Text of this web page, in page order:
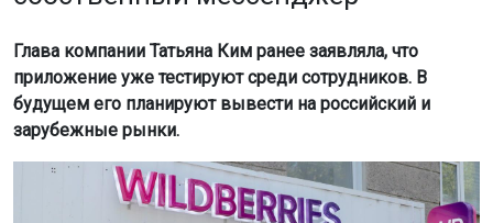
Глава компании Татьяна Ким ранее заявляла, что
приложение уже тестируют среди сотрудников. В
будущем его планируют вывести на российский и
зарубежные рынки.